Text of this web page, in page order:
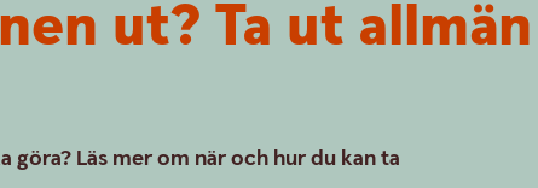
ut? Ta ut allmän
göra? Läs mer om när och hur du kan ta